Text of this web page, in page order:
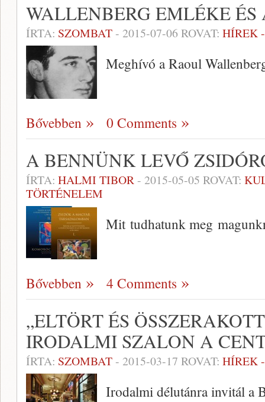
WALLENBERG EMLÉKE
ÍRTA: SZOMBAT- 2015-07-06 ROVAT: HÍREK
Meghívó a Raoul
Bővebben 0 Comments
A BENNÜNK LEVŐ
ÍRTA: HALMI TIBOR- 2015-05-05 ROVAT:
TÖRTÉNELEM
Mit tudhatunk meg
Bővebben 4 Comments
„ELTÖRT ÉS
IRODALMI SZALON A
ÍRTA: SZOMBAT- 2015-03-17 ROVAT: HÍREK
Irodalmi délutánra invitál a